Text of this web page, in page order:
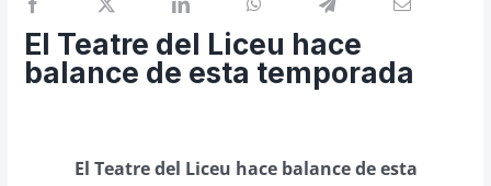
Cosas de Beckmesser
El Teatre del Liceu hace
balance de esta temporada
El Teatre del Liceu hace balance de esta